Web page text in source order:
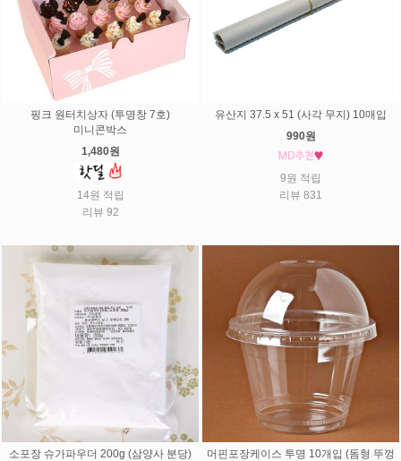
핑크 원터치상자 (투명창 7호)
미니콘박스
1,480원
14원 적립
리뷰 92
유산지 37.5 x 51 (사각 무지) 10매입
990원
9원 적립
리뷰 831
소포장 슈가파우더 200g (삼양사 분당)
머핀포장케이스 투명 10개입 (돔형 뚜껑